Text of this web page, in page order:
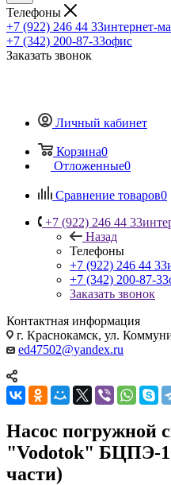
Телефоны
+7 (922) 246 44 33интернет-
+7 (342) 200-87-33офис
Заказать звонок
Личный кабинет
Корзина0
Отложенные0
Сравнение товаров0
+7 (922) 246 44 33
Назад
Телефоны
+7 (922) 246 44 33
+7 (342) 200-87-33
Заказать звонок
Контактная информация
г. Краснокамск, ул.
ed47502@yandex.ru
Насос погружной
"Vodotok" БЦПЭ-
части)